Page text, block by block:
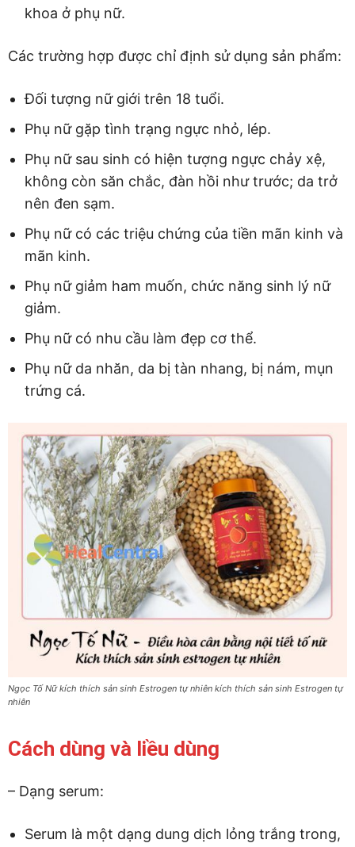
khoa ở phụ nữ.
Các trường hợp được chỉ định sử dụng sản phẩm:
Đối tượng nữ giới trên 18 tuổi.
Phụ nữ gặp tình trạng ngực nhỏ, lép.
Phụ nữ sau sinh có hiện tượng ngực chảy xệ,
không còn săn chắc, đàn hồi như trước; da trở
nên đen sạm.
Phụ nữ có các triệu chứng của tiền mãn kinh và
mãn kinh.
Phụ nữ giảm ham muốn, chức năng sinh lý nữ
giảm.
Phụ nữ có nhu cầu làm đẹp cơ thể.
Phụ nữ da nhăn, da bị tàn nhang, bị nám, mụn
trứng cá.
Ngọc Tố Nữ kích thích sản sinh Estrogen tự nhiên kích thích sản sinh Estrogen tự
nhiên
Cách dùng và liều dùng
– Dạng serum:
Serum là một dạng dung dịch lỏng trắng trong,